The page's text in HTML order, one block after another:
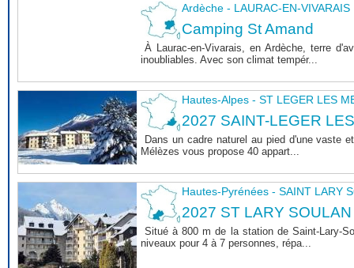
Ardèche - LAURAC-EN-VIVARAIS
Camping St Amand
À Laurac-en-Vivarais, en Ardèche, terre
inoubliables. Avec son climat tempér...
Hautes-Alpes - ST LEGER LES
2027 SAINT-LEGER
Dans un cadre naturel au pied d'une vaste
Mélèzes vous propose 40 appart...
Hautes-Pyrénées - SAINT LARY
2027 ST LARY SOULAN
Situé à 800 m de la station de Saint-Lary-
niveaux pour 4 à 7 personnes, répa...